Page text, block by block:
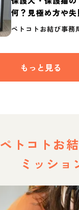
何？見極め方や
要なものを紹介
ペトコトお結び事務
もっと見る
ペトコトお
ミッショ